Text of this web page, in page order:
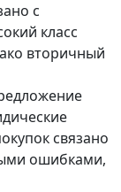
с
класс
вторичный
связано
ошибками,